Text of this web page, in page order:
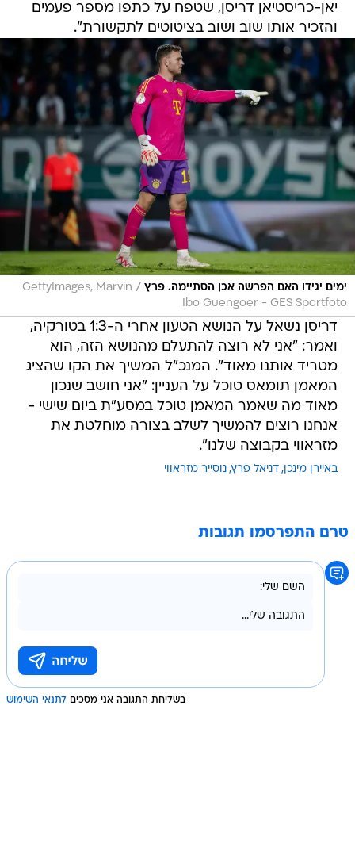
יאן-כריסטיאן דריסן, שטפח על כתפו מספר פעמים
והזכיר אותו שוב ושוב בציטוטים לתקשורת".
ימים יגידו האם הפרשה אכן הסתיימה. פרץ /
GettyImages, Marvin
Ibo Guengoer - GES Sportfoto
דריסן נשאל על הנושא הטעון אחרי ה-1:3 בטורקיה,
ואמר: "אני לא רוצה להתעלם מהנושא הזה, הוא
מטריד אותנו מאוד". המנכ"ל המשיך את הקו שהציג
המאמן תומאס טוכל על העניין: "אני חושב שנכון
מאוד מה שאמר המאמן טוכל במסע"ת ביום שישי -
אנחנו רוצים להמשיך לשלב בצורה מוחלטת את
מזראווי בקבוצה שלנו".
באיירן מינכן דניאל פרץ נוסייר מזראווי
טרם התפרסמו תגובות
בשליחת התגובה אני מסכים לתנאי השימוש